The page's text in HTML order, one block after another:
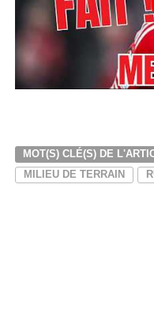
MOT(S) CLÉ(S) DE
MILIEU DE TERRAIN